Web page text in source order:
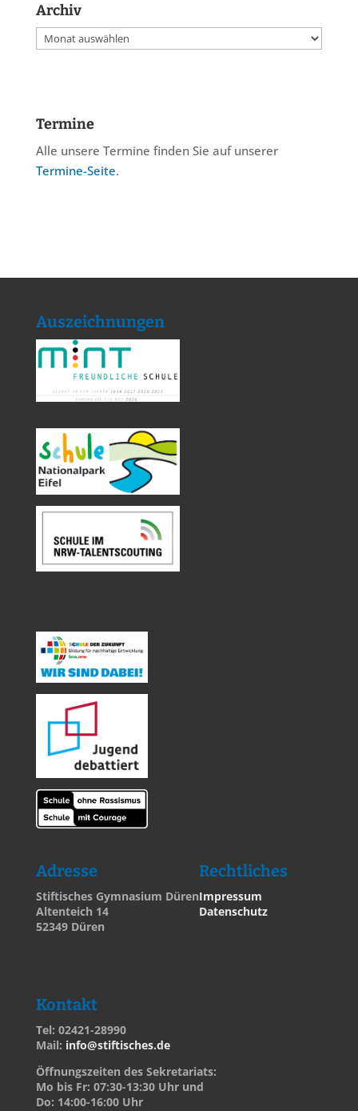
Archiv
Archiv
Termine
Alle unsere Termine finden Sie auf unserer
Termine-Seite.
Auszeichnungen
Adresse
Stiftisches Gymnasium Düren
Altenteich 14
52349 Düren
Rechtliches
Impressum
Datenschutz
Kontakt
Tel: 02421-28990
Mail: info@stiftisches.de
Öffnungszeiten des Sekretariats:
Mo bis Fr: 07:30-13:30 Uhr und
Do: 14:00-16:00 Uhr